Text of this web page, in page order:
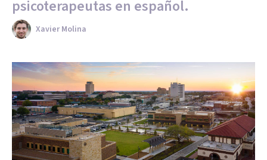
psicoterapeutas en español.
Xavier Molina